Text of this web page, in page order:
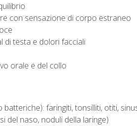
con sensazione di corpo estraneo
di testa e dolori facciali
orale e del collo
batteriche): faringiti, tonsilliti, otiti,
del naso, noduli della laringe)